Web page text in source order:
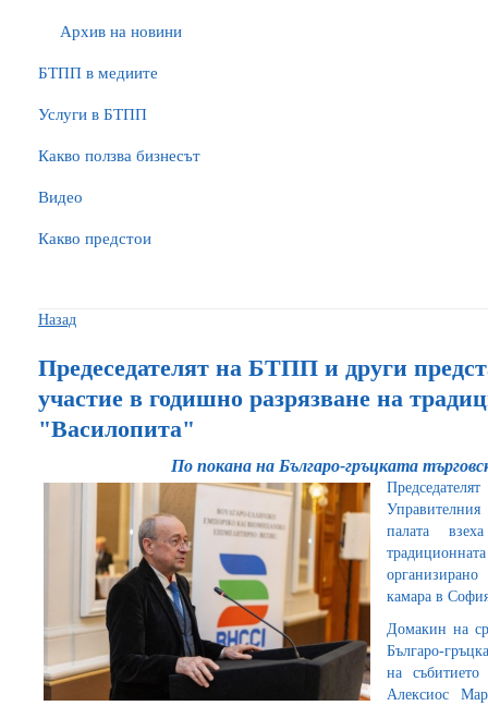
Архив на новини
БTПП в медиите
Услуги в БТПП
Какво ползва бизнесът
Видео
Какво предстои
Назад
Предеседателят на БТПП и други
участие в годишно разрязване на
"Василопита"
По покана на Българо-гръцката
Управителния
палата
камара в
Домакин на
Българо-
на
Алексиос